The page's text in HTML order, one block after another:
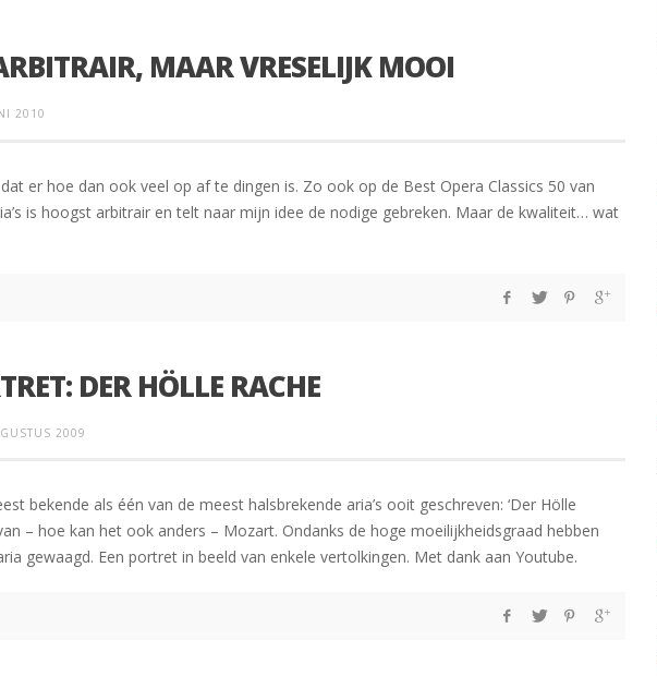
MAAR VRESELIJK MOOI
2010
er hoe dan ook veel op af te dingen is. Zo ook op de Best Opera Classics 50 van
is hoogst arbitrair en telt naar mijn idee de nodige gebreken. Maar de kwaliteit… wat
DER HÖLLE RACHE
2009
bekende als één van de meest halsbrekende aria’s ooit geschreven: ‘Der Hölle
– hoe kan het ook anders – Mozart. Ondanks de hoge moeilijkheidsgraad hebben
gewaagd. Een portret in beeld van enkele vertolkingen. Met dank aan Youtube.